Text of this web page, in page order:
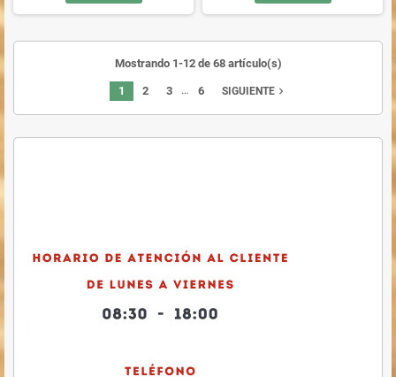
Mostrando 1-12 de 68 artículo(s)
1 2 3 … 6 SIGUIENTEnavigate_next